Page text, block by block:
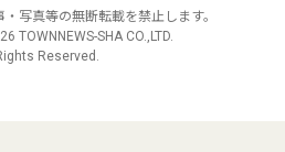
写真等の無断転載を禁止します。
TOWNNEWS-SHA CO.,LTD.
Reserved.